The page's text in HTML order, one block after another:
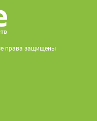
права защищены